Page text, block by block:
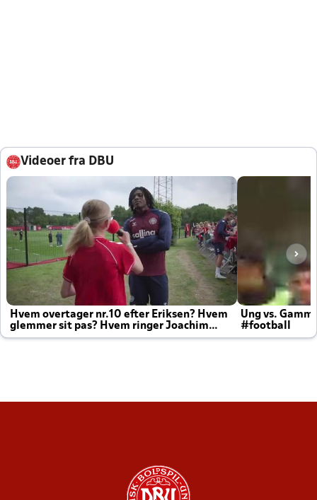
Videoer fra DBU
Hvem overtager nr.10 efter Eriksen? Hvem
glemmer sit pas? Hvem ringer Joachim
altid til efter kampe?
Ung vs.
#football